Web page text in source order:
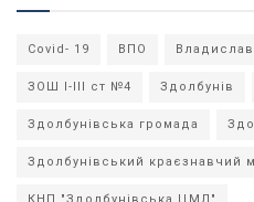
Covid- 19 ВПО Владислав
ЗОШ І-ІІІ ст №4 Здолбунів
Здолбунівська громада
Здолбунівський краєзнавчий